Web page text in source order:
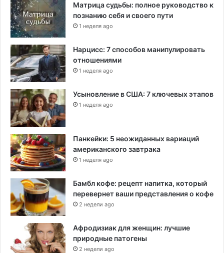
Матрица судьбы: полное руководство к
познанию себя и своего пути
1 неделя ago
Нарцисс: 7 способов манипулировать
отношениями
1 неделя ago
Усыновление в США: 7 ключевых этапов
1 неделя ago
Панкейки: 5 неожиданных вариаций
американского завтрака
1 неделя ago
Бамбл кофе: рецепт напитка, который
перевернет ваши представления о кофе
2 недели ago
Афродизиак для женщин: лучшие
природные патогены
2 недели ago